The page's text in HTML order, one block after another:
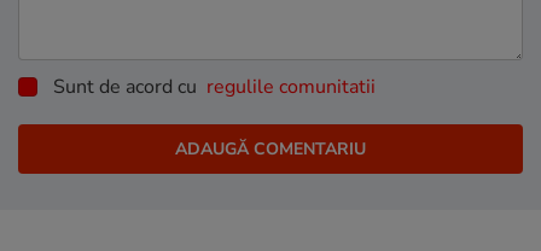
Sunt de acord cu regulile comunitatii